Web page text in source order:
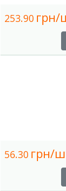
253.90 грн/
56.30 грн/